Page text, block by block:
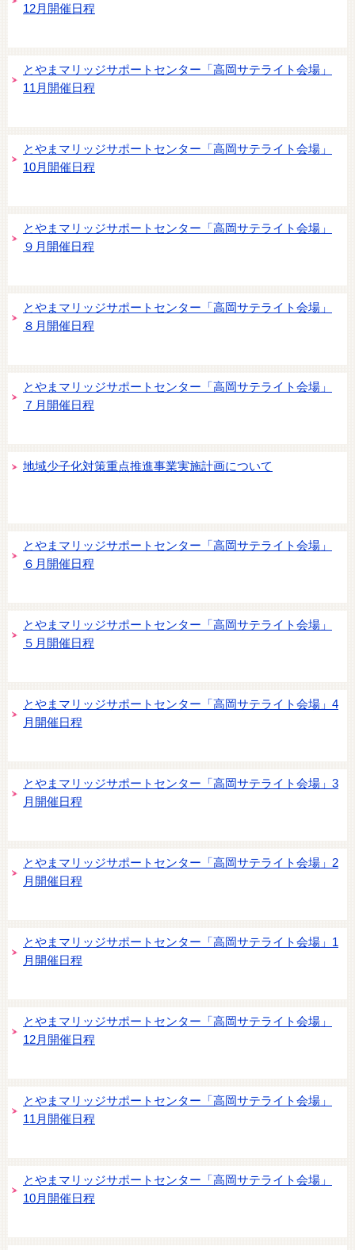
12月開催日程
とやまマリッジサポートセンター「高岡サテライト会場」
11月開催日程
とやまマリッジサポートセンター「高岡サテライト会場」
10月開催日程
とやまマリッジサポートセンター「高岡サテライト会場」
９月開催日程
とやまマリッジサポートセンター「高岡サテライト会場」
８月開催日程
とやまマリッジサポートセンター「高岡サテライト会場」
７月開催日程
地域少子化対策重点推進事業実施計画について
とやまマリッジサポートセンター「高岡サテライト会場」
６月開催日程
とやまマリッジサポートセンター「高岡サテライト会場」
５月開催日程
とやまマリッジサポートセンター「高岡サテライト会場」4
月開催日程
とやまマリッジサポートセンター「高岡サテライト会場」3
月開催日程
とやまマリッジサポートセンター「高岡サテライト会場」2
月開催日程
とやまマリッジサポートセンター「高岡サテライト会場」1
月開催日程
とやまマリッジサポートセンター「高岡サテライト会場」
12月開催日程
とやまマリッジサポートセンター「高岡サテライト会場」
11月開催日程
とやまマリッジサポートセンター「高岡サテライト会場」
10月開催日程